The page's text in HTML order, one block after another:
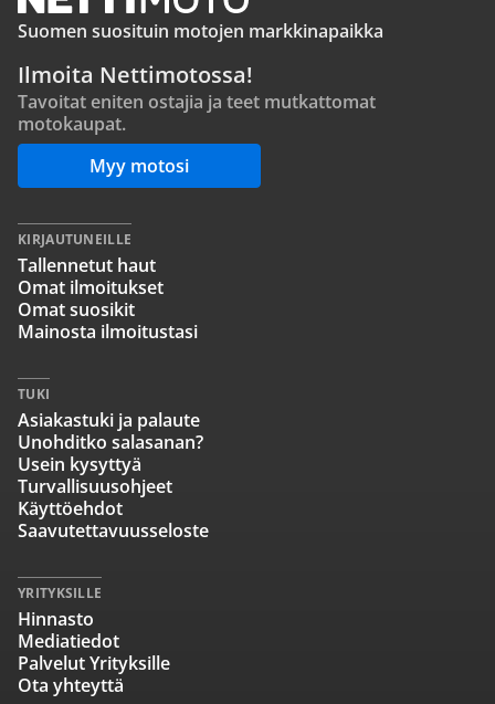
Suomen suosituin motojen markkinapaikka
Ilmoita Nettimotossa!
Tavoitat eniten ostajia ja teet mutkattomat
motokaupat.
Myy motosi
KIRJAUTUNEILLE
Tallennetut haut
Omat ilmoitukset
Omat suosikit
Mainosta ilmoitustasi
TUKI
Asiakastuki ja palaute
Unohditko salasanan?
Usein kysyttyä
Turvallisuusohjeet
Käyttöehdot
Saavutettavuusseloste
YRITYKSILLE
Hinnasto
Mediatiedot
Palvelut Yrityksille
Ota yhteyttä